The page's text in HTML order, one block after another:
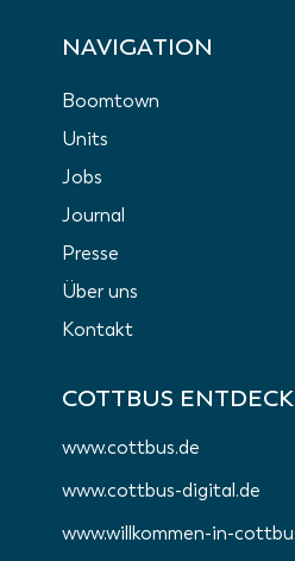
NAVIGATION
Boomtown
Units
Jobs
Journal
Presse
Über uns
Kontakt
COTTBUS
www.cottbus.de
www.cottbus-digital.de
www.willkommen-in-